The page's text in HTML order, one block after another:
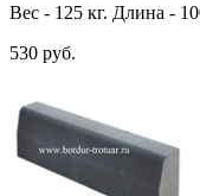
Вес - 125 кг. Длина -
530 руб.